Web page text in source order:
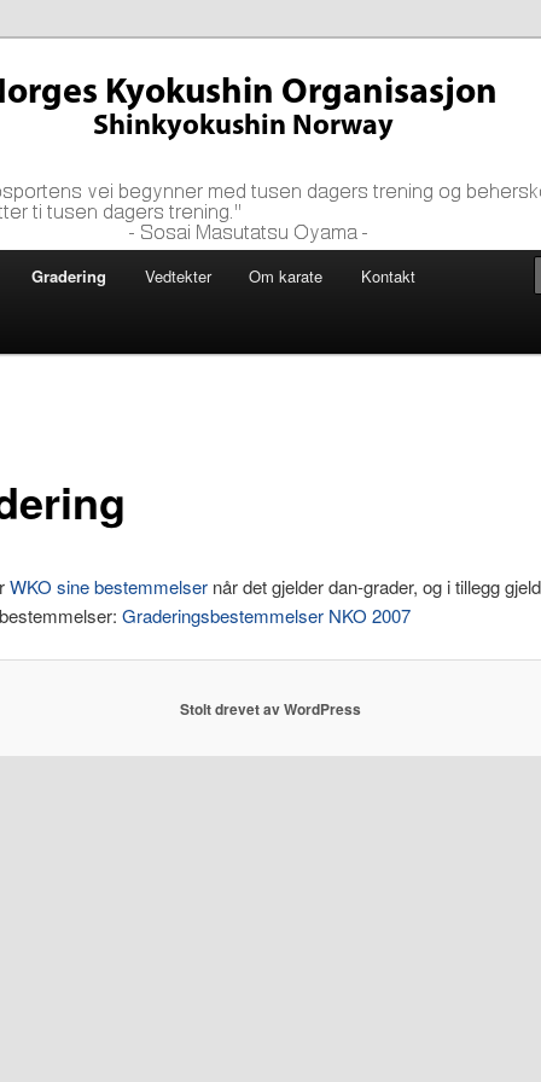
Organisasjon
tusen dagers trening og beherskes først etter ti tusen dagers
~
Gradering Vedtekter Om karate Kontakt
WKO sine bestemmelsernår det gjelder dan-grader, og i tillegg
Graderingsbestemmelser NKO 2007
Stolt drevet av WordPress